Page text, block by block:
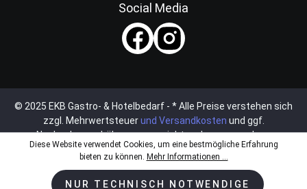
Social Media
© 2025 EKB Gastro- & Hotelbedarf - * Alle Preise verstehen sich
zzgl. Mehrwertsteuerund Versandkosten und ggf.
Nachnahmegebühren, wenn nicht anders angegeben.
Diese Website verwendet Cookies, um eine bestmögliche Erfahrung
bieten zu können. Mehr Informationen ...
NUR TECHNISCH NOTWENDIGE